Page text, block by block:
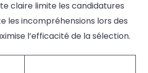
claire limite les candidatures
les incompréhensions lors des
l’efficacité de la sélection.